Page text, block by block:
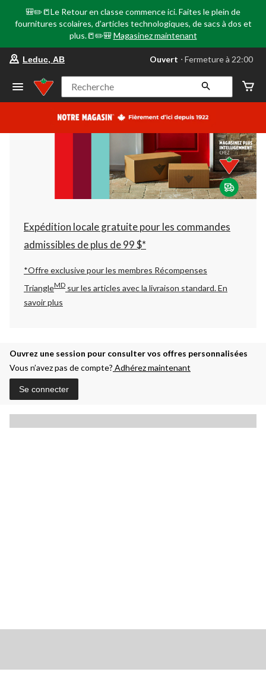
🎒✏️📒Le Retour en classe commence ici. Faites le plein de
fournitures scolaires, d'articles technologiques, de sacs à dos et
plus.📒✏️🎒 Magasinez maintenant
votre
préféré
Leduc,
AB,
courament
Fermeture
à
22:00
cliquer
pour
changer
Leduc, AB Ouvert ⋅ Fermeture à 22:00
Recherche
Expédition locale gratuite pour les commandes
admissibles de plus de 99 $*
*Offre exclusive pour les membres Récompenses
TriangleMD sur les articles avec la livraison standard.En
savoir plus
Ouvrez une session pour consulter vos offres personnalisées
Vous n’avez pas de compte? Adhérez maintenant
Se connecter